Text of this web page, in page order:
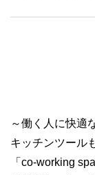
～働く人に快適
キッチンツール
「co-working